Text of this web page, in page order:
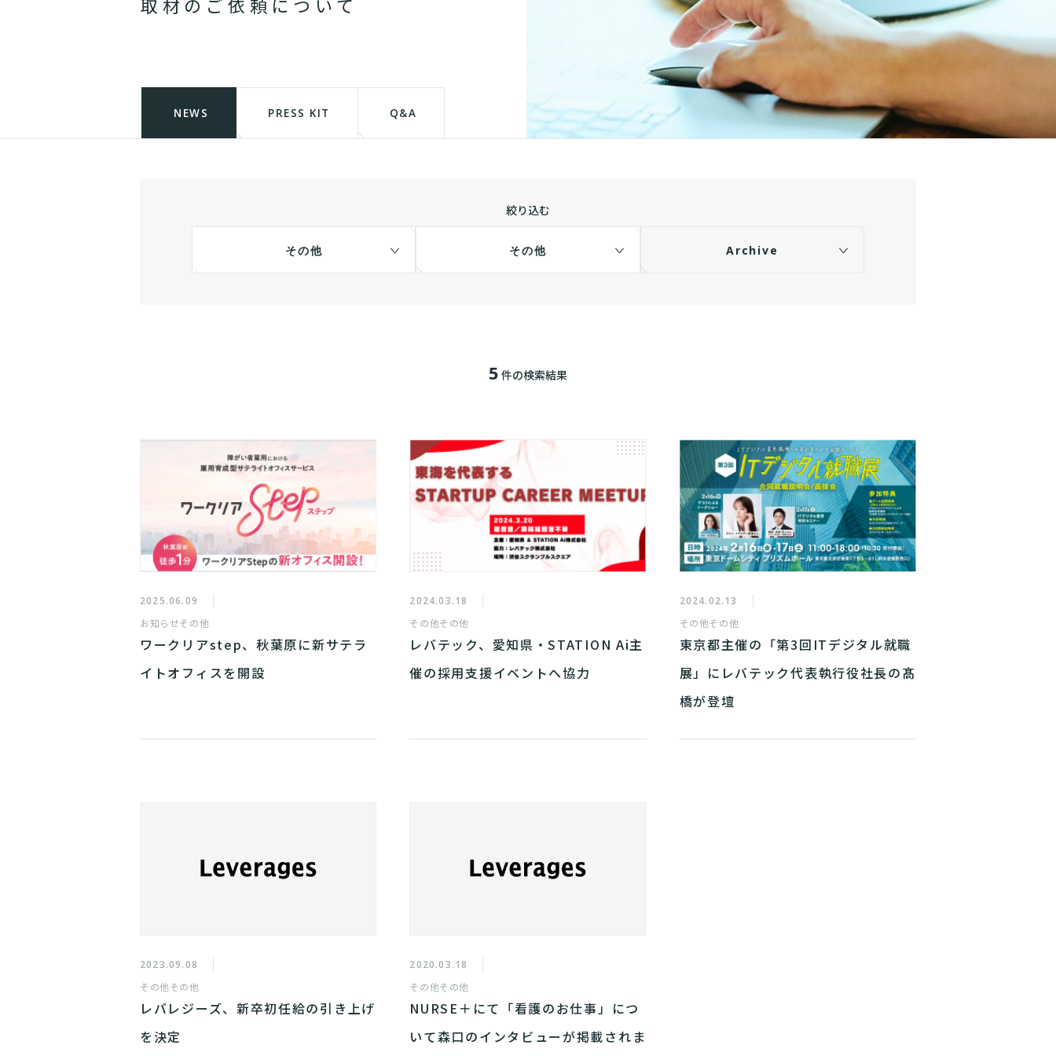
NEWS PRESS KIT Q&A
絞り込む
その他 その他 Archive
5 件の検索結果
2025.06.09
お知らせその他
ワークリアstep、秋葉原に新サテラ
イトオフィスを開設
2024.03.18
その他その他
レバテック、愛知県・STATION Ai主
催の採用支援イベントへ協力
2024.02.13
その他その他
東京都主催の「第3回ITデジタル就職
展」にレバテック代表執行役社長の髙
橋が登壇
2023.09.08
その他その他
レバレジーズ、新卒初任給の引き上げ
を決定
2020.03.18
その他その他
NURSE＋にて「看護のお仕事」につ
いて森口のインタビューが掲載されま